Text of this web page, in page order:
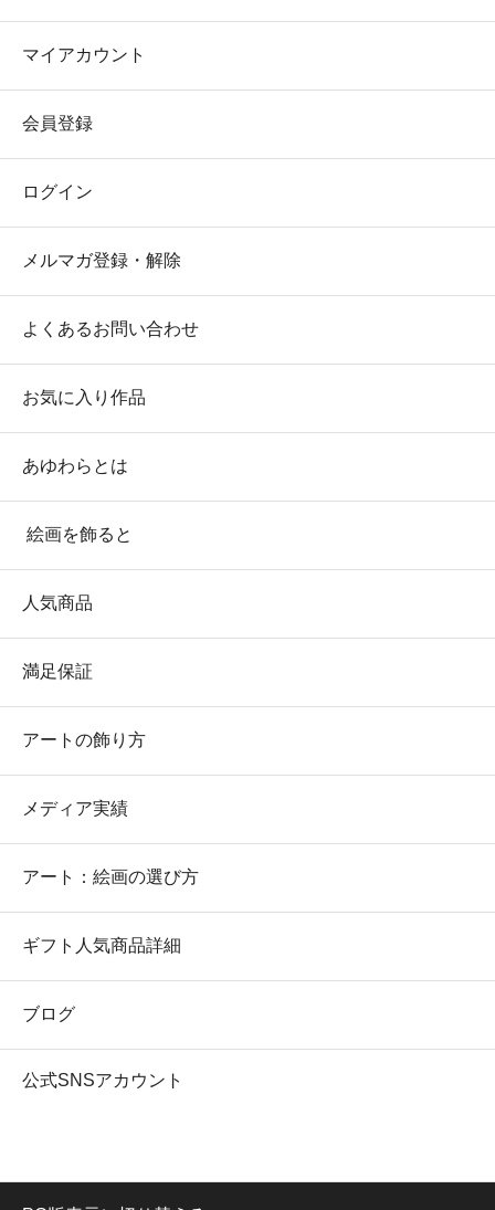
マイアカウント
会員登録
ログイン
メルマガ登録・解除
よくあるお問い合わせ
お気に入り作品
あゆわらとは
絵画を飾ると
人気商品
満足保証
アートの飾り方
メディア実績
アート：絵画の選び方
ギフト人気商品詳細
ブログ
公式SNSアカウント